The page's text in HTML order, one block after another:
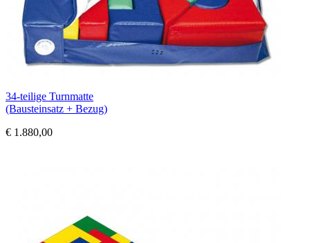
34-teilige Turnmatte
(Bausteinsatz + Bezug)
€ 1.880,00